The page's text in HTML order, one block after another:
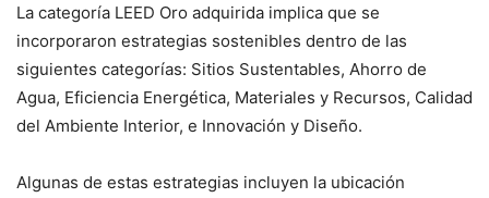
La categoría LEED Oro adquirida implica que se
incorporaron estrategias sostenibles dentro de las
siguientes categorías: Sitios Sustentables, Ahorro de
Agua, Eficiencia Energética, Materiales y Recursos, Calidad
del Ambiente Interior, e Innovación y Diseño.
Algunas de estas estrategias incluyen la ubicación